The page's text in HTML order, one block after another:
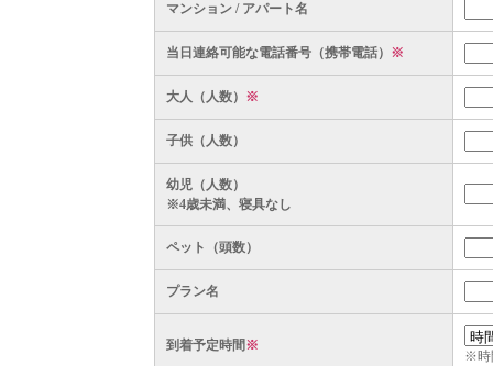
マンション / アパート名
当日連絡可能な電話番号（携帯電話） ※
大人（人数） ※
子供（人数）
幼児（人数）
※4歳未満、寝具なし
ペット（頭数）
プラン名
到着予定時間※
※時